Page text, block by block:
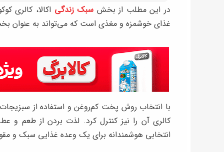
در این مطلب از بخش سبک زندگی اکالا، کالری
غذای خوشمزه و مغذی است که می‌تواند به عنوان
با انتخاب روش پخت کم‌روغن و استفاده از سبزیجات
کالری آن را نیز کنترل کرد. لذت بردن از طعم و
انتخابی هوشمندانه برای یک وعده غذایی سبک و